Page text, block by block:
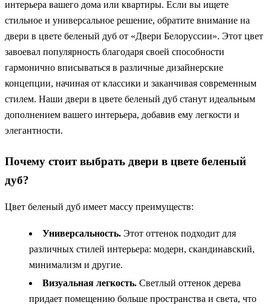
интерьера вашего дома или квартиры. Если вы ищете
стильное и универсальное решение, обратите внимание на
двери в цвете беленый дуб от «Двери Белоруссии». Этот цвет
завоевал популярность благодаря своей способности
гармонично вписываться в различные дизайнерские
концепции, начиная от классики и заканчивая современным
стилем. Наши двери в цвете беленый дуб станут идеальным
дополнением вашего интерьера, добавив ему легкости и
элегантности.
Почему стоит выбрать двери в цвете беленый
дуб?
Цвет беленый дуб имеет массу преимуществ:
Универсальность. Этот оттенок подходит для
различных стилей интерьера: модерн, скандинавский,
минимализм и другие.
Визуальная легкость. Светлый оттенок дерева
придает помещению больше пространства и света, что